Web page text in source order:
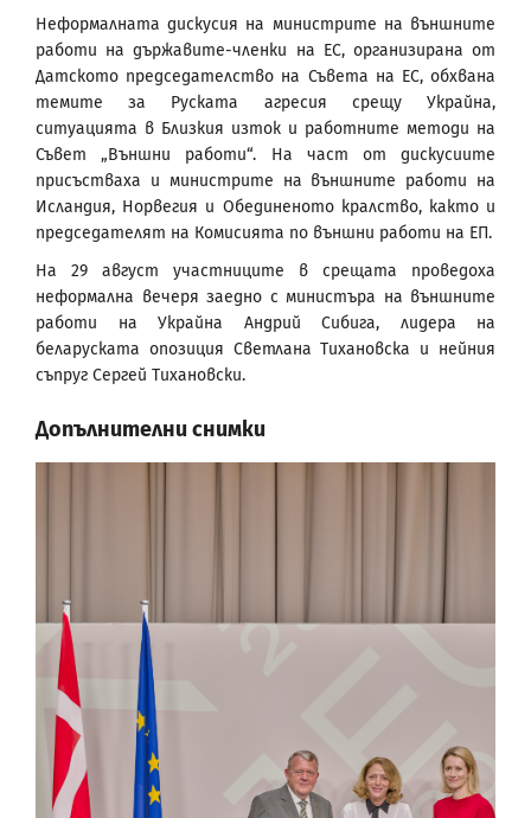
Неформалната дискусия на министрите на външните
работи на държавите-членки на ЕС, организирана от
Датското председателство на Съвета на ЕС, обхвана
темите за Руската агресия срещу Украйна,
ситуацията в Близкия изток и работните методи на
Съвет „Външни работи“. На част от дискусиите
присъстваха и министрите на външните работи на
Исландия, Норвегия и Обединеното кралство, както и
председателят на Комисията по външни работи на ЕП.
На 29 август участниците в срещата проведоха
неформална вечеря заедно с министъра на външните
работи на Украйна Андрий Сибига, лидера на
беларуската опозиция Светлана Тихановска и нейния
съпруг Сергей Тихановски.
Допълнителни снимки